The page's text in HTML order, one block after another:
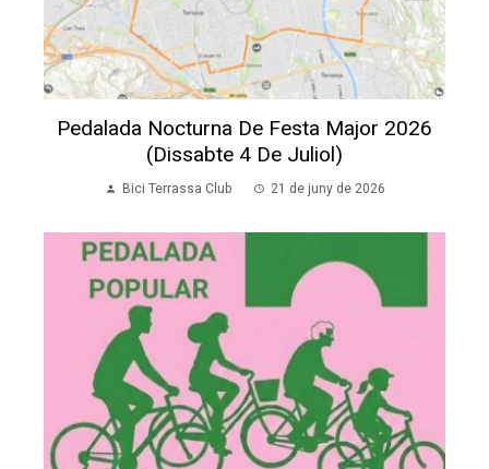
Pedalada Nocturna De Festa Major 2026
(dissabte 4 De Juliol)
Bici Terrassa Club 21 de juny de 2026